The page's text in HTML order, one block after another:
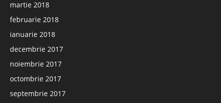
martie 2018
februarie 2018
ianuarie 2018
decembrie 2017
noiembrie 2017
octombrie 2017
septembrie 2017